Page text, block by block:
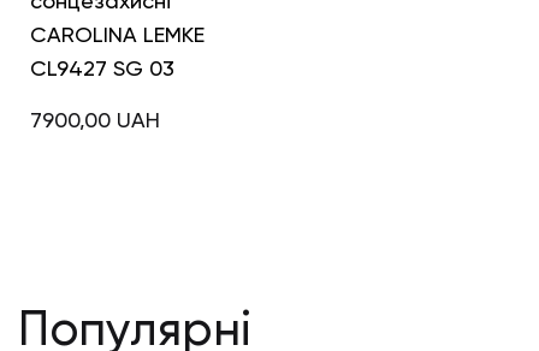
CAROLINA LEMKE
CL9427 SG 03
7900,00 UAH
Популярні